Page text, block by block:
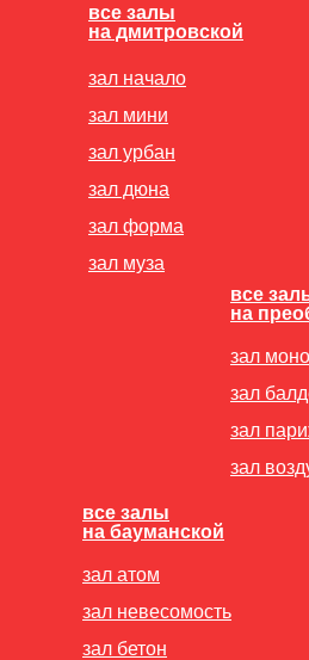
зал атом
зал невесомость
зал бетон
все залы
на бауманской
зал моно
зал
зал
зал
все
на
зал начало
зал мини
зал урбан
зал дюна
зал форма
зал муза
все залы
на дмитровской